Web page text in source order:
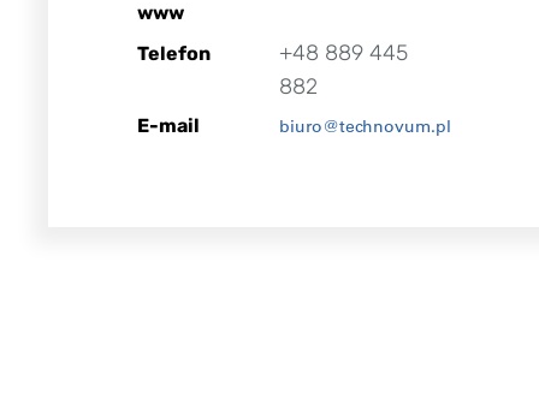
www
Telefon
+48 889 445
882
E-mail biuro@technovum.pl